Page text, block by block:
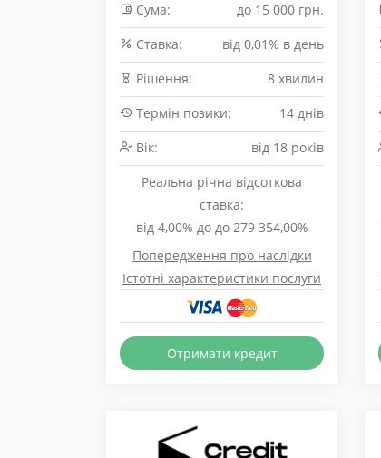
Сума:
до 15 000 грн.
Cтавка:
від 0,01% в день
Рішення:
8 хвилин
Термін позики:
14 днів
Вік:
від 18 років
Реальна річна відсоткова
ставка:
від 4,00% до до 279 354,00%
Попередження про наслідки
Істотні характеристики послуги
Отримати кредит